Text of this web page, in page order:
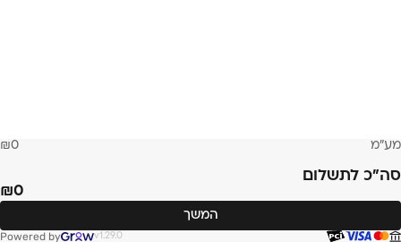
מע״מ 0
סה״כ לתשלום
0
המשך
Powered by v1.29.0